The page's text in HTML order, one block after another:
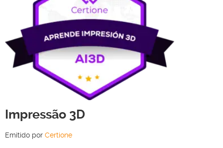
Impressão 3D
Emitido por Certione